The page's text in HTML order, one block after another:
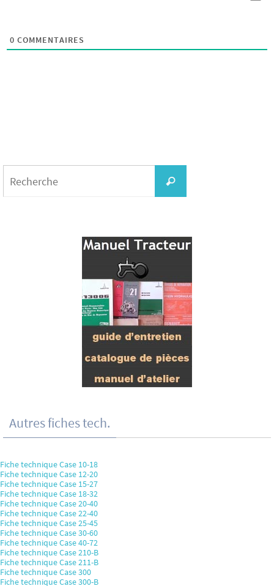
0 COMMENTAIRES
Recherche
Autres fiches tech.
Fiche technique Case 10-18
Fiche technique Case 12-20
Fiche technique Case 15-27
Fiche technique Case 18-32
Fiche technique Case 20-40
Fiche technique Case 22-40
Fiche technique Case 25-45
Fiche technique Case 30-60
Fiche technique Case 40-72
Fiche technique Case 210-B
Fiche technique Case 211-B
Fiche technique Case 300
Fiche technique Case 300-B